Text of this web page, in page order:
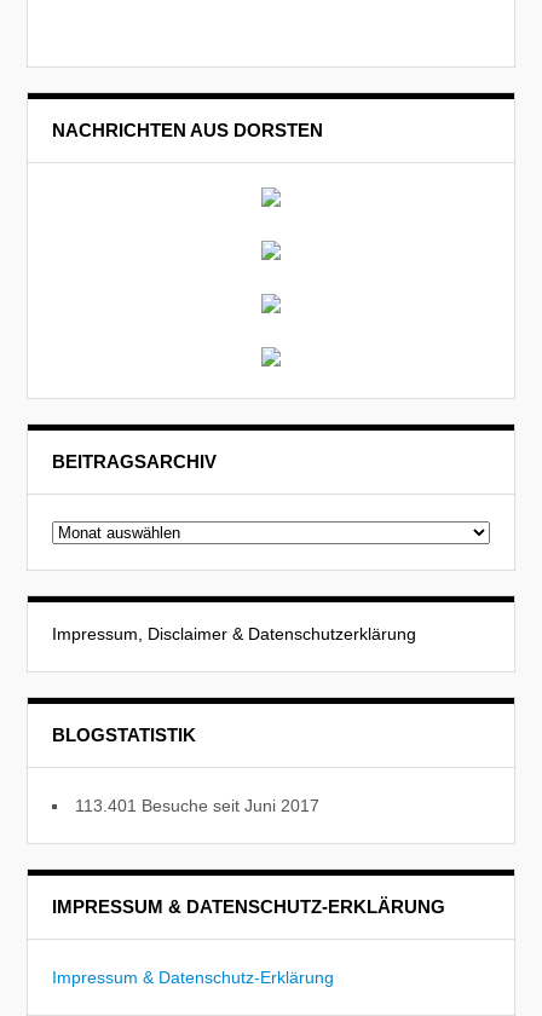
NACHRICHTEN AUS DORSTEN
BEITRAGSARCHIV
Beitragsarchiv
Impressum, Disclaimer & Datenschutzerklärung
BLOGSTATISTIK
113.401 Besuche seit Juni 2017
IMPRESSUM & DATENSCHUTZ-ERKLÄRUNG
Impressum & Datenschutz-Erklärung